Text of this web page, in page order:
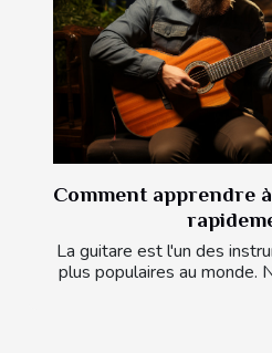
Comment apprendre
La guitare est l'un des
plus populaires au monde.